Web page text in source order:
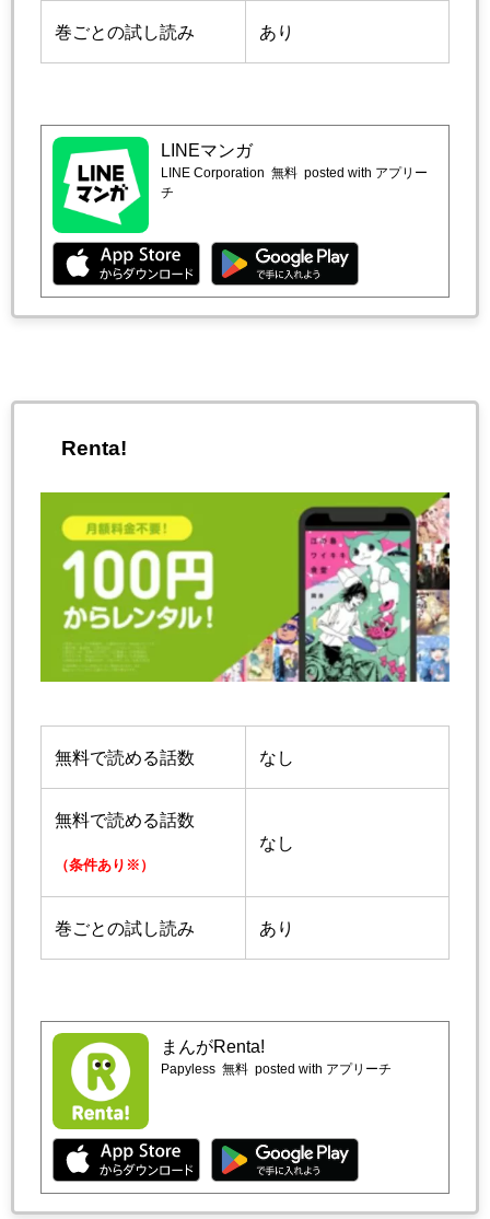
巻ごとの試し読み あり
LINEマンガ
LINE Corporation 無料 posted with アプリー
チ
Renta!
無料で読める話数 なし
無料で読める話数
（条件あり※）
なし
巻ごとの試し読み あり
まんがRenta!
Papyless 無料 posted with アプリーチ